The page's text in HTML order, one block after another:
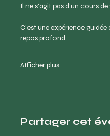
Il ne s'agit pas d'un cours
C'est une expérience
repos profond.
Afficher plus
Partager cet